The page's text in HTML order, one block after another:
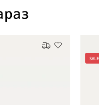
Безкоштовна доставка